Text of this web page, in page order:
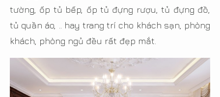
tường, ốp tủ bếp, ốp tủ đựng rượu, tủ đựng đồ,
tủ quần áo, .. hay trang trí cho khách sạn, phòng
khách, phòng ngủ đều rất đẹp mắt.